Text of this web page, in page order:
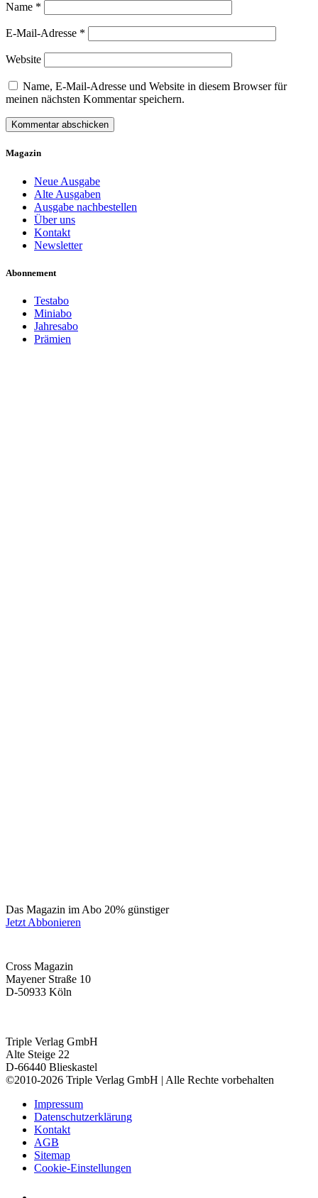
Name *
E-Mail-Adresse *
Website
Name, E-Mail-Adresse und Website in diesem Browser für
meinen nächsten Kommentar speichern.
Magazin
Neue Ausgabe
Alte Ausgaben
Ausgabe nachbestellen
Über uns
Kontakt
Newsletter
Abonnement
Testabo
Miniabo
Jahresabo
Prämien
Das Magazin im Abo 20% günstiger
Jetzt Abbonieren
Cross Magazin
Mayener Straße 10
D-50933 Köln
Triple Verlag GmbH
Alte Steige 22
D-66440 Blieskastel
©2010-2026 Triple Verlag GmbH | Alle Rechte vorbehalten
Impressum
Datenschutzerklärung
Kontakt
AGB
Sitemap
Cookie-Einstellungen